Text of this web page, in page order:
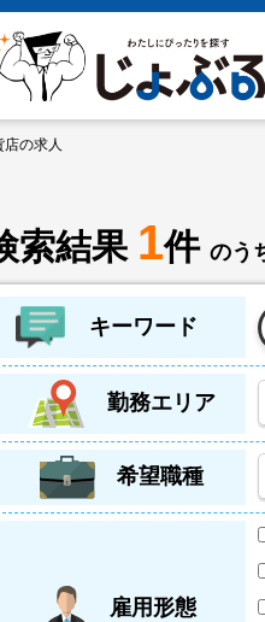
店の求人
索結果 1件 のう
キーワード
勤務エリア
希望職種
雇用形態